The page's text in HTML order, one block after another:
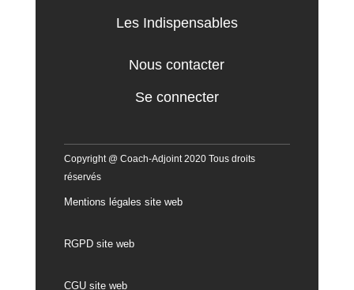
Les Indispensables
Nous contacter
Se connecter
Copyright @ Coach-Adjoint 2020 Tous droits
réservés
Mentions légales site web
RGPD site web
CGU site web